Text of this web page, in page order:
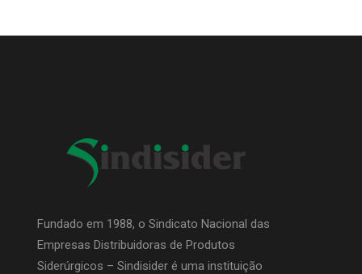
Fundado em 1988, o Sindicato Nacional das
Empresas Distribuidoras de Produtos
Siderúrgicos – Sindisider é uma instituição